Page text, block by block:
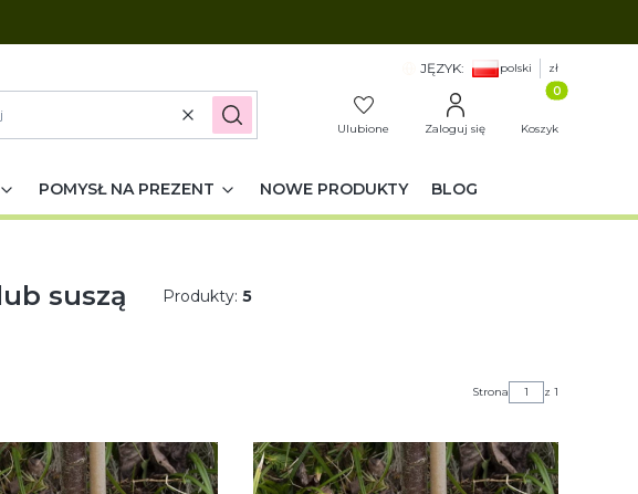
JĘZYK: polski zł
WyczyśćSzukaj Ulubione Zaloguj się
Produkty w
Koszyk
POMYSŁ NA PREZENT NOWE PRODUKTY BLOG
suszą Produkty: 5
Strona z 1